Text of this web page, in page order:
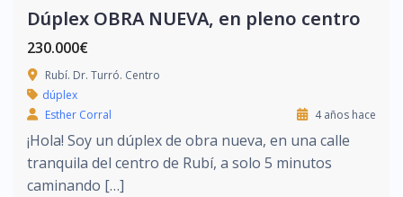
Dúplex OBRA NUEVA, en pleno centro
230.000€
Rubí. Dr. Turró. Centro
dúplex
Esther Corral
4 años hace
¡Hola! Soy un dúplex de obra nueva, en una calle
tranquila del centro de Rubí, a solo 5 minutos
caminando […]